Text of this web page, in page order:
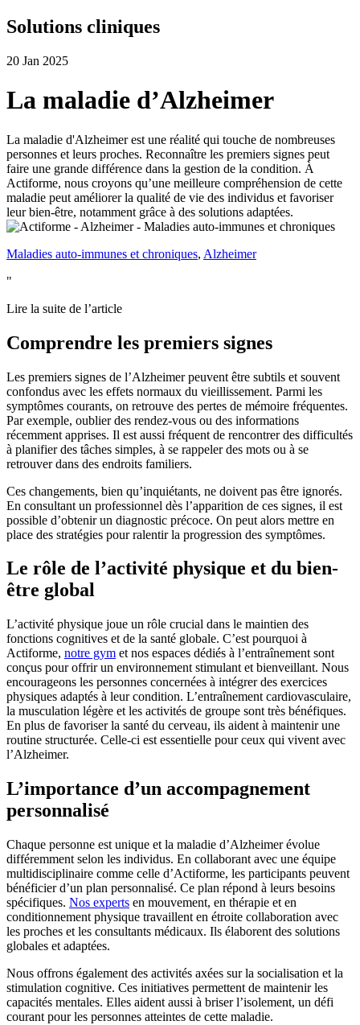
Solutions cliniques
20 Jan 2025
La maladie d’Alzheimer
La maladie d'Alzheimer est une réalité qui touche de nombreuses
personnes et leurs proches. Reconnaître les premiers signes peut
faire une grande différence dans la gestion de la condition. À
Actiforme, nous croyons qu’une meilleure compréhension de cette
maladie peut améliorer la qualité de vie des individus et favoriser
leur bien-être, notamment grâce à des solutions adaptées.
Maladies auto-immunes et chroniques, Alzheimer
"
Lire la suite de l’article
Comprendre les premiers signes
Les premiers signes de l’Alzheimer peuvent être subtils et souvent
confondus avec les effets normaux du vieillissement. Parmi les
symptômes courants, on retrouve des pertes de mémoire fréquentes.
Par exemple, oublier des rendez-vous ou des informations
récemment apprises. Il est aussi fréquent de rencontrer des difficultés
à planifier des tâches simples, à se rappeler des mots ou à se
retrouver dans des endroits familiers.
Ces changements, bien qu’inquiétants, ne doivent pas être ignorés.
En consultant un professionnel dès l’apparition de ces signes, il est
possible d’obtenir un diagnostic précoce. On peut alors mettre en
place des stratégies pour ralentir la progression des symptômes.
Le rôle de l’activité physique et du bien-
être global
L’activité physique joue un rôle crucial dans le maintien des
fonctions cognitives et de la santé globale. C’est pourquoi à
Actiforme, notre gym et nos espaces dédiés à l’entraînement sont
conçus pour offrir un environnement stimulant et bienveillant. Nous
encourageons les personnes concernées à intégrer des exercices
physiques adaptés à leur condition. L’entraînement cardiovasculaire,
la musculation légère et les activités de groupe sont très bénéfiques.
En plus de favoriser la santé du cerveau, ils aident à maintenir une
routine structurée. Celle-ci est essentielle pour ceux qui vivent avec
l’Alzheimer.
L’importance d’un accompagnement
personnalisé
Chaque personne est unique et la maladie d’Alzheimer évolue
différemment selon les individus. En collaborant avec une équipe
multidisciplinaire comme celle d’Actiforme, les participants peuvent
bénéficier d’un plan personnalisé. Ce plan répond à leurs besoins
spécifiques. Nos experts en mouvement, en thérapie et en
conditionnement physique travaillent en étroite collaboration avec
les proches et les consultants médicaux. Ils élaborent des solutions
globales et adaptées.
Nous offrons également des activités axées sur la socialisation et la
stimulation cognitive. Ces initiatives permettent de maintenir les
capacités mentales. Elles aident aussi à briser l’isolement, un défi
courant pour les personnes atteintes de cette maladie.